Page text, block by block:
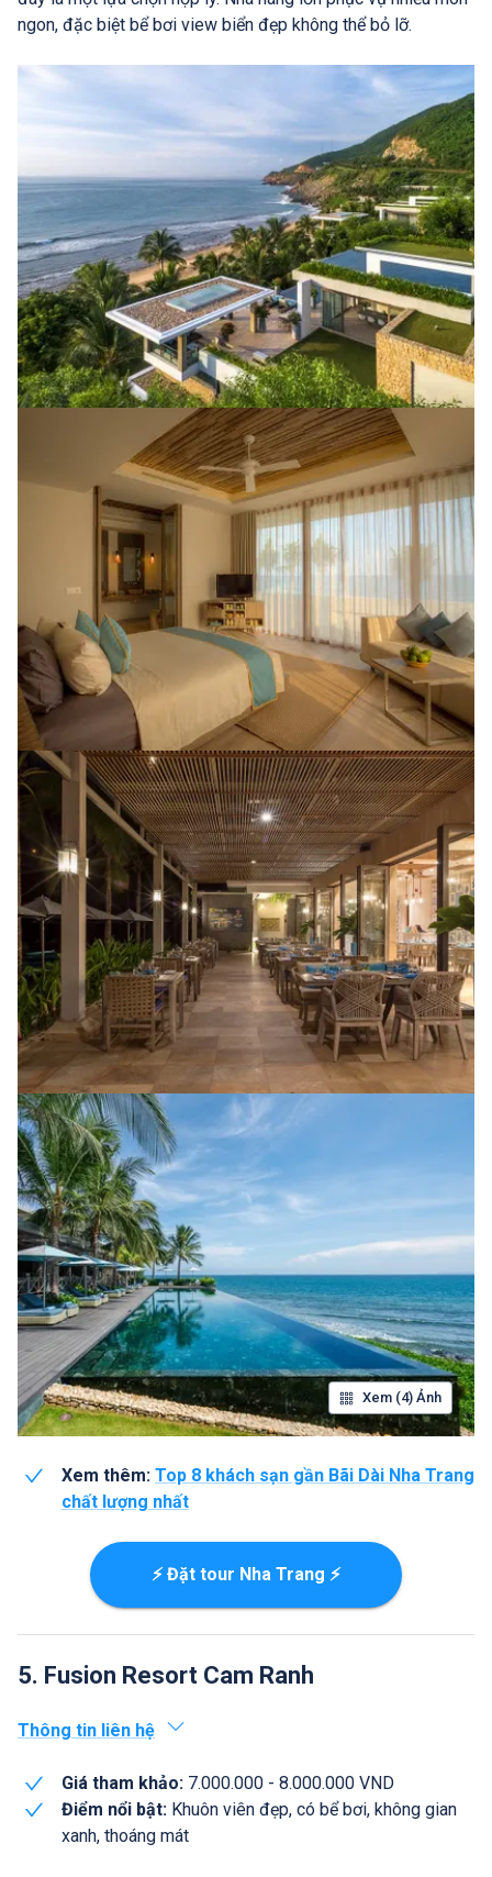
ngon, đặc biệt bể bơi view biển đẹp không thể bỏ lỡ.
Xem (4) Ảnh
Xem thêm: Top 8 khách sạn gần Bãi Dài Nha Trang
chất lượng nhất
⚡ Đặt tour Nha Trang ⚡
5. Fusion Resort Cam Ranh
Thông tin liên hệ
Giá tham khảo: 7.000.000 - 8.000.000 VND
Điểm nổi bật: Khuôn viên đẹp, có bể bơi, không gian
xanh, thoáng mát